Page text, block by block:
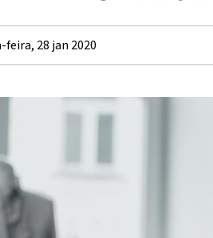
28 jan 2020